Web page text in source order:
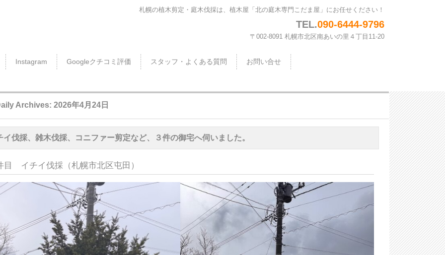
札幌の植木剪定・庭木伐採は、植木屋「北の庭木専門こだま屋」にお任せください！
TEL.090-6444-9796
〒002-8091 札幌市北区南あいの里４丁目11-20
Instagram Googleクチコミ評価 スタッフ・よくある質問 お問い合せ
Archives: 2026年4月24日
イ伐採、雑木伐採、コニファー剪定など、３件の御宅へ伺いました。
目 イチイ伐採（札幌市北区屯田）